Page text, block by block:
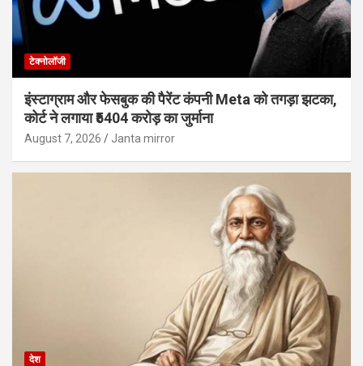
टेक्नोलॉजी
इंस्टाग्राम और फेसबुक की पैरेंट कंपनी Meta को तगड़ा झटका,
कोर्ट ने लगाया ₹5404 करोड़ का जुर्माना
August 7, 2026 Janta mirror
देश